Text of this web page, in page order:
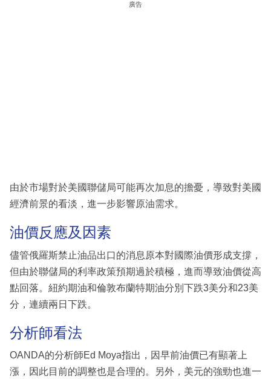
閱
專
廣告
由於市場對於美國聯儲局可能再次加息的擔憂，導致對美國
經濟前景的看淡，進一步影響原油需求。
油價反應及因素
儘管俄羅斯禁止油品出口的消息原本對國際油價形成支撐，
但由於聯儲局的利率政策預期過於積極，進而導致油價從高
點回落。紐約期油和倫敦布蘭特期油分別下跌3美分和23美
分，連續兩日下跌。
分析師看法
OANDA的分析師Ed Moya指出，因早前油價已有顯著上
漲，因此目前的調整也是合理的。另外，美元的強勁也進一